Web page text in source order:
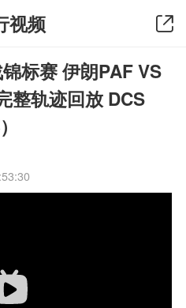
视频
标赛 伊朗PAF VS
整轨迹回放 DCS